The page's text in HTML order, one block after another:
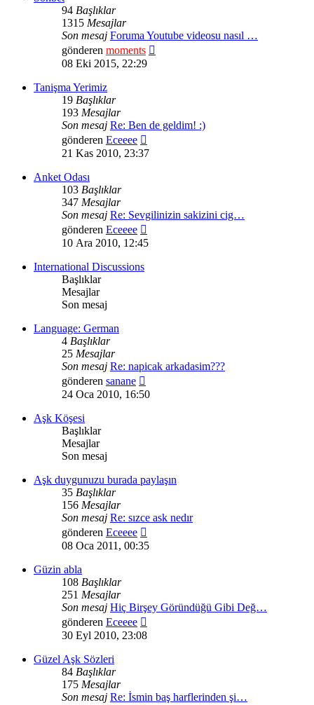
94 Başlıklar
1315 Mesajlar
Son mesaj Foruma Youtube videosu nasıl …
gönderen moments
08 Eki 2015, 22:29
Tanişma Yerimiz
19 Başlıklar
193 Mesajlar
Son mesaj Re: Ben de geldim! :)
gönderen Eceeee
mesajı
21 Kas 2010, 23:37
Anket Odası
103 Başlıklar
347 Mesajlar
Son mesaj Re: Sevgilinizin sakizini cig…
gönderen Eceeee
mesajı
10 Ara 2010, 12:45
International Discussions
Başlıklar
Mesajlar
Son mesaj
Language: German
4 Başlıklar
25 Mesajlar
Son mesaj Re: napicak arkadasim???
gönderen sanane
mesajı
24 Oca 2010, 16:50
Aşk Köşesi
Başlıklar
Mesajlar
Son mesaj
Aşk duygunuzu burada paylaşın
35 Başlıklar
156 Mesajlar
Son mesaj Re: sızce ask nedır
gönderen Eceeee
mesajı
08 Oca 2011, 00:35
Güzin abla
108 Başlıklar
251 Mesajlar
Son mesaj Hiç Birşey Göründüğü Gibi Değ…
gönderen Eceeee
30 Eyl 2010, 23:08
Güzel Aşk Sözleri
84 Başlıklar
175 Mesajlar
Son mesaj Re: İsmin baş harflerinden şi…